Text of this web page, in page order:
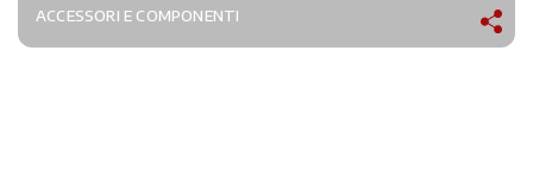
ACCESSORI E COMPONENTI